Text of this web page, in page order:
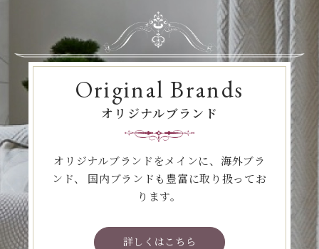
Original Brands
オリジナルブランド
オリジナルブランドをメインに、海外ブラ
ンド、
国内ブランドも豊富に取り扱ってお
ります。
詳しくはこちら